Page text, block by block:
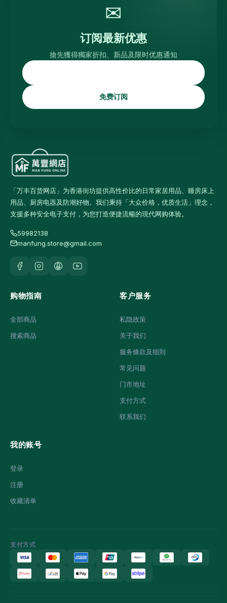
✉
订阅最新优惠
搶先獲得獨家折扣、新品及限时优惠通知
免费订阅
「万丰百货网店」为香港街坊提供高性价比的日常家居用品、睡房床上
用品、厨房电器及防潮好物。我们秉持「大众价格，优质生活」理念，
支援多种安全电子支付，为您打造便捷流暢的現代网购体验。
59982138
manfung.store@gmail.com
购物指南
全部商品
搜索商品
客户服务
私隐政策
关于我们
服务條款及细則
常见问题
门市地址
支付方式
联系我们
我的账号
登录
注册
收藏清单
支付方式